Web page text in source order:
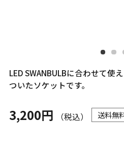
LED SWANBULBに合わせて使
ついたソケットです。
3,200円 （税込） 送料無